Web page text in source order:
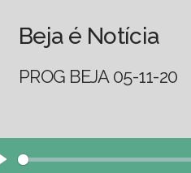
Beja é Notícia
PROG BEJA 05-11-20